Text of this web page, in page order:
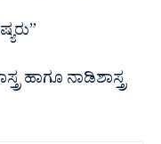
ಹಾಗೂ ನಾಡಿಶಾಸ್ತ್ರ